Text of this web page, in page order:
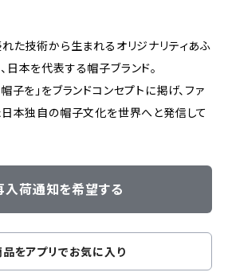
れた技術から生まれるオリジナリティあふ
日本を代表する帽子ブランド。
子を」をブランドコンセプトに掲げ、ファ
日本独自の帽子文化を世界へと発信して
入荷通知を希望する
品をアプリでお気に入り